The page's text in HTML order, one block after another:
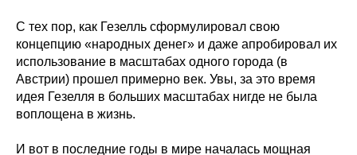
С тех пор, как Гезелль сформулировал свою
концепцию «народных денег» и даже апробировал их
использование в масштабах одного города (в
Австрии) прошел примерно век. Увы, за это время
идея Гезелля в больших масштабах нигде не была
воплощена в жизнь.
И вот в последние годы в мире началась мощная